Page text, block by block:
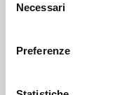
delNecessari
Preferenze